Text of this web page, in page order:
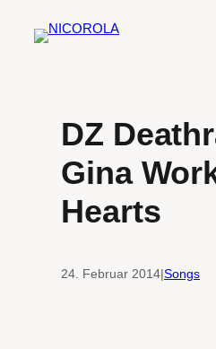
Inhalt
DZ
Gina
Hearts
24. Februar 2014|Songs